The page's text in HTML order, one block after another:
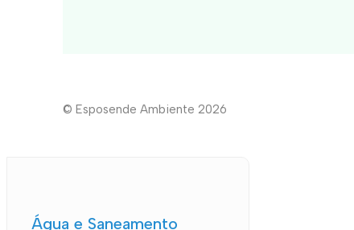
© Esposende Ambiente 2026
Água e Saneamento